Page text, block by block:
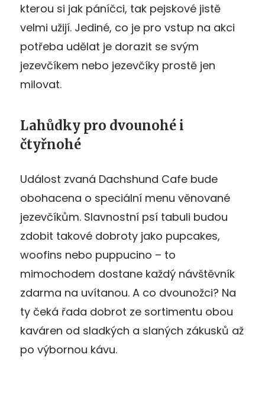
kterou si jak páníčci, tak pejskové jistě
velmi užijí. Jediné, co je pro vstup na akci
potřeba udělat je dorazit se svým
jezevčíkem nebo jezevčíky prostě jen
milovat.
Lahůdky pro dvounohé i
čtyřnohé
Událost zvaná Dachshund Cafe bude
obohacena o speciální menu věnované
jezevčíkům. Slavnostní psí tabuli budou
zdobit takové dobroty jako pupcakes,
woofins nebo puppucino – to
mimochodem dostane každý návštěvník
zdarma na uvítanou. A co dvounožci? Na
ty čeká řada dobrot ze sortimentu obou
kaváren od sladkých a slaných zákusků až
po výbornou kávu.